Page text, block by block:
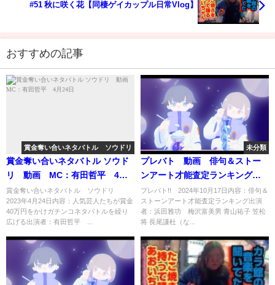
#51 秋に咲く花【同棲ゲイカップル日常Vlog】
おすすめの記事
賞金奪い合いネタバトル ソウドリ
賞金奪い合いネタバトル ソウド
リ 動画 MC：有田哲平 4月
24日
賞金奪い合いネタバトル ソウドリ
2023年4月24日内容：人気芸人たちが賞金
40万円をかけガチンコネタバトルを繰り
広げる出演者：有田哲平 ...
未分類
プレバト 動画 俳句＆ストー
ンアート才能査定ランキング
10月17日
プレバト!! 2024年10月17日内容：俳句＆
ストーンアート才能査定ランキング出演
者：浜田雅功 梅沢富美男 青山祐子 笠松
将 長尾謙杜（な...